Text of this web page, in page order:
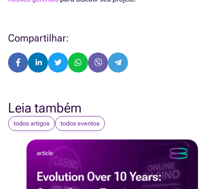
Compartilhar:
Leia também
todos artigos todos eventos